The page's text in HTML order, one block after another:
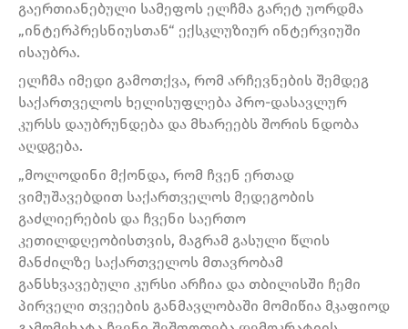
გაერთიანებული სამეფოს ელჩმა გარეტ უორდმა
„ინტერპრესნიუსთან“ ექსკლუზიურ ინტერვიუში
ისაუბრა.
ელჩმა იმედი გამოთქვა, რომ არჩევნების შემდეგ
საქართველოს ხელისუფლება პრო-დასავლურ
კურსს დაუბრუნდება და მხარეებს შორის ნდობა
აღდგება.
„მოლოდინი მქონდა, რომ ჩვენ ერთად
ვიმუშავებდით საქართველოს მედეგობის
გაძლიერების და ჩვენი საერთო
კეთილდღეობისთვის, მაგრამ გასული წლის
მანძილზე საქართველოს მთავრობამ
განსხვავებული კურსი არჩია და თბილისში ჩემი
პირველი თვეების განმავლობაში მომიწია მკაფიოდ